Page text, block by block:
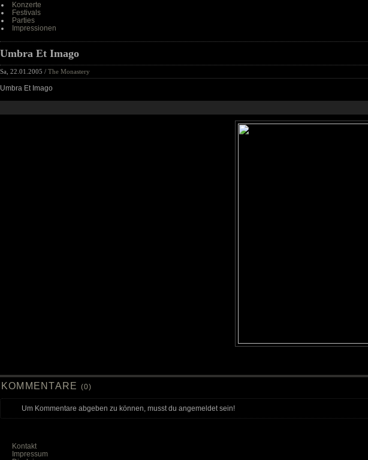
Konzerte
Festivals
Parties
Impressionen
Umbra Et Imago
Sa, 22.01.2005 / The Monastery
Umbra Et Imago
KOMMENTARE (0)
Um Kommentare abgeben zu können, musst du angemeldet sein!
Kontakt
Impressum